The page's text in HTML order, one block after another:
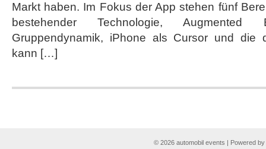
Früherkennung
Markt haben. Im Fokus der App stehen fünf
bestehender Technologie,
Gruppendynamik, iPhone als Cursor und die
kann […]
© 2026 automobil events | Powered by